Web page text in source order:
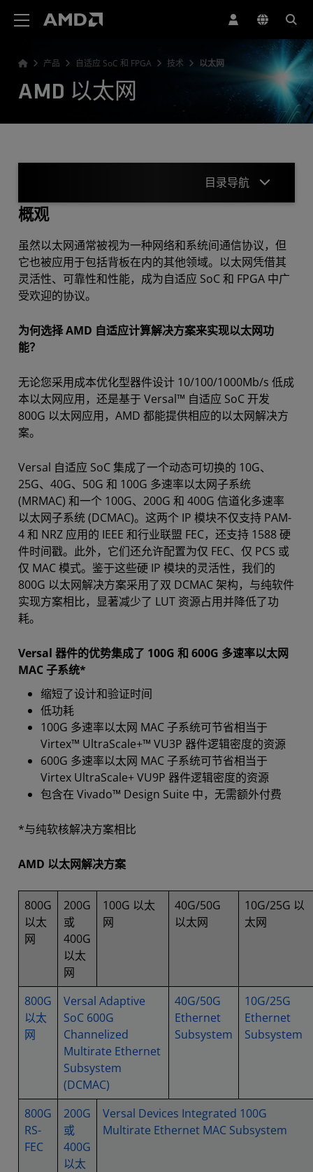
产品 自适应 SoC 和 FPGA 技术 以太网
AMD 以太网
目录导航
资源
概观
虽然以太网通常被视为一种网络和系统间通信协议，但
它也被应用于包括背板在内的其他领域。以太网凭借其
灵活性、可靠性和性能，成为自适应 SoC 和 FPGA 中广
受欢迎的协议。
为何选择 AMD 自适应计算解决方案来实现以太网功
能？
无论您采用成本优化型器件设计 10/100/1000Mb/s 低成
本以太网应用，还是基于 Versal™ 自适应 SoC 开发
800G 以太网应用，AMD 都能提供相应的以太网解决方
案。
Versal 自适应 SoC 集成了一个动态可切换的 10G、
25G、40G、50G 和 100G 多速率以太网子系统
(MRMAC) 和一个 100G、200G 和 400G 信道化多速率
以太网子系统 (DCMAC)。这两个 IP 模块不仅支持 PAM-
4 和 NRZ 应用的 IEEE 和行业联盟 FEC，还支持 1588 硬
件时间戳。此外，它们还允许配置为仅 FEC、仅 PCS 或
仅 MAC 模式。鉴于这些硬 IP 模块的灵活性，我们的
800G 以太网解决方案采用了双 DCMAC 架构，与纯软件
实现方案相比，显著减少了 LUT 资源占用并降低了功
耗。
Versal 器件的优势集成了 100G 和 600G 多速率以太网
MAC 子系统*
缩短了设计和验证时间
低功耗
100G 多速率以太网 MAC 子系统可节省相当于
Virtex™ UltraScale+™ VU3P 器件逻辑密度的资源
600G 多速率以太网 MAC 子系统可节省相当于
Virtex UltraScale+ VU9P 器件逻辑密度的资源
包含在 Vivado™ Design Suite 中，无需额外付费
*与纯软核解决方案相比
AMD 以太网解决方案
800G
以太
网
200G
或
400G
以太
网
100G 以太
网
40G/50G
以太网
10G/25G 以
太网
800G
以太
网
Versal Adaptive
SoC 600G
Channelized
Multirate Ethernet
Subsystem
(DCMAC)
40G/50G
Ethernet
Subsystem
10G/25G
Ethernet
Subsystem
800G
RS-
FEC
200G
或
400G
以太
Versal Devices Integrated 100G
Multirate Ethernet MAC Subsystem